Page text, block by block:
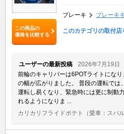
この商品の
価格を比較する
ブレーキ ブレーキ
このカテゴリの取付店
ユーザーの最新投稿
2026年7月19日
前輪のキャリパーは6POTライトにな
の幅が広がりました。 普段の運転では
運転し易くなり、緊急時には更に制動
れるようになりま ...
カリカリフライドポテト
（愛車：スバ